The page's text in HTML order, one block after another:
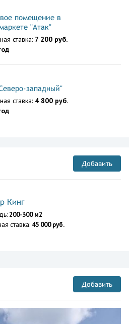
помещение в
"Атак"
ставка: 7 200 руб.
западный"
ставка: 4 800 руб.
Добавить
Кинг
200-300 м2
ставка: 45 000 руб.
Добавить